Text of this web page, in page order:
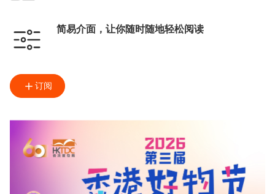
简易介面，让你随时随地轻松阅读
订阅